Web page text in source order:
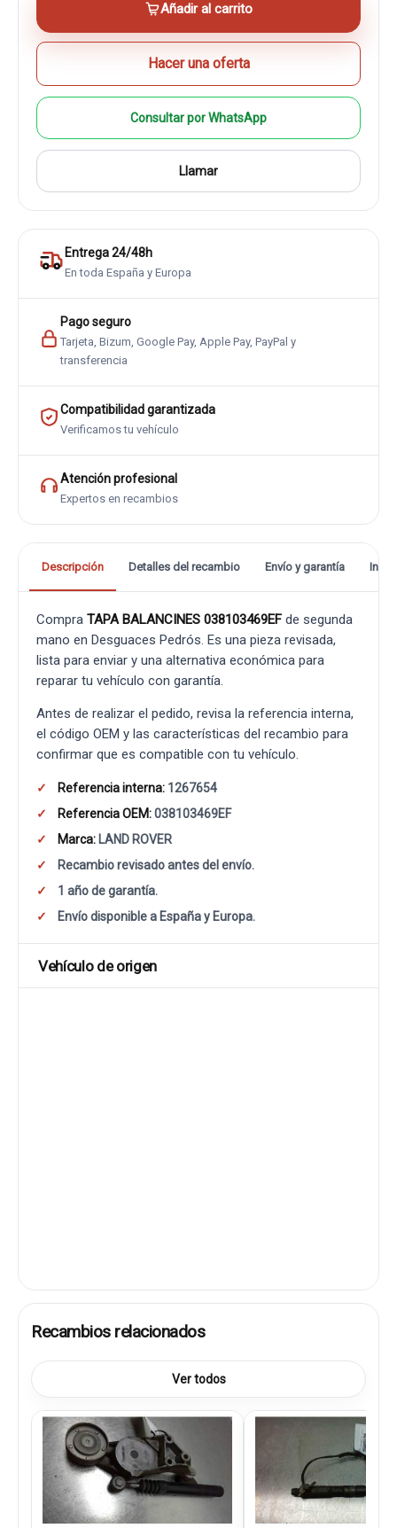
Añadir al carrito
Hacer una oferta
Consultar por WhatsApp
Llamar
Entrega 24/48h
En toda España y Europa
Pago seguro
Tarjeta, Bizum, Google Pay, Apple Pay, PayPal y
transferencia
Compatibilidad garantizada
Verificamos tu vehículo
Atención profesional
Expertos en recambios
Descripción Detalles del recambio Envío y garantía
Compra TAPA BALANCINES 038103469EF de segunda
mano en Desguaces Pedrós. Es una pieza revisada,
lista para enviar y una alternativa económica para
reparar tu vehículo con garantía.
Antes de realizar el pedido, revisa la referencia interna,
el código OEM y las características del recambio para
confirmar que es compatible con tu vehículo.
Referencia interna: 1267654
Referencia OEM:038103469EF
Marca: LAND ROVER
Recambio revisado antes del envío.
1 año de garantía.
Envío disponible a España y Europa.
Vehículo de origen
Recambios relacionados
Ver todos